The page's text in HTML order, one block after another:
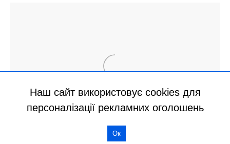
Наш сайт використовує cookies для
персоналізації рекламних оголошень
Ок